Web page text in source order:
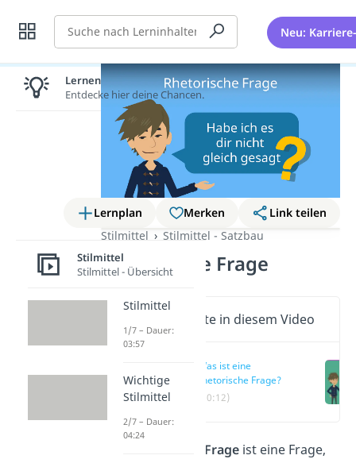
Suche Neu:
Lernplan Merken
Link teilen
Stilmittel
Stilmittel - Satzbau
Rhetorische Frage
Wichtige Inhalte in diesem Video
Was ist eine
rhetorische Frage?
(00:12)
rhetorische Frage ist eine Frage,
Lernen lohnt sich!
Entdecke hier deine Chancen.
Stilmittel
Stilmittel - Übersicht
Stilmittel
1/7 – Dauer:
03:57
Wichtige
Stilmittel
2/7 – Dauer:
04:24